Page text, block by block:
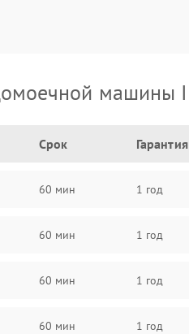
машины
Срок Гарантия
60 мин 1 год
60 мин 1 год
60 мин 1 год
60 мин 1 год